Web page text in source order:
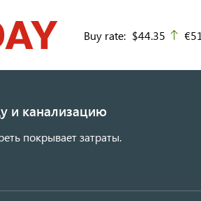
Buy rate: $44.35 up
и канализацию
покрывает затраты.